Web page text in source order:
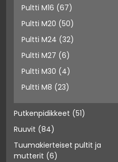
Pultti M16 (67)
Pultti M20 (50)
Pultti M24 (32)
Pultti M27 (6)
Pultti M30 (4)
Pultti M8 (23)
Putkenpidikkeet (51)
Ruuvit (84)
Tuumakierteiset pultit ja
mutterit (6)